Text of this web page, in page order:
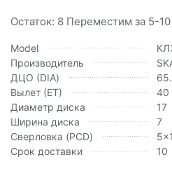
Остаток: 8 Переместим за 5-
Model
Производитель
ДЦО (DIA)
Вылет (ЕТ)
40
Диаметр диска
17
Ширина диска
7
Сверловка (PCD)
Срок доставки
10